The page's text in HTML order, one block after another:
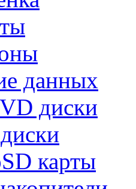
данных
диски
карты